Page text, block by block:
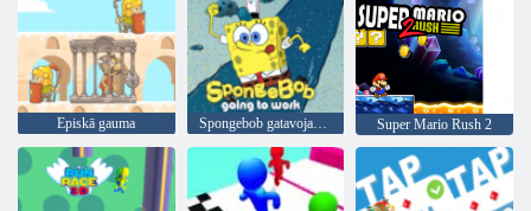
Episkā gauma Spongebob gatavojas strādāt Super Mario Rush 2